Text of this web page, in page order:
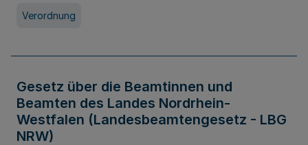
Verordnung
Gesetz über die Beamtinnen und
Beamten des Landes Nordrhein-
Westfalen (Landesbeamtengesetz - LBG
NRW)